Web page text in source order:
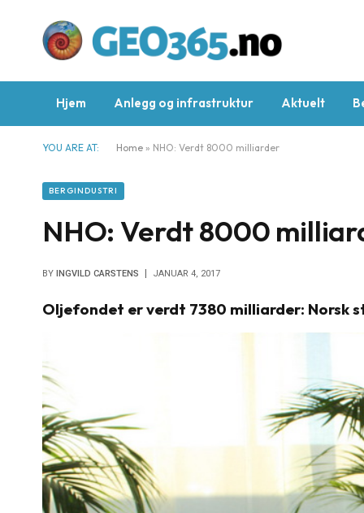
Hjem Anlegg og infrastruktur Aktuelt
YOU ARE AT: Home » NHO: Verdt 8000 milliarder
BERGINDUSTRI
NHO: Verdt 8000
BY INGVILD CARSTENS JANUAR 4, 2017
Oljefondet er verdt 7380 milliarder: Norsk